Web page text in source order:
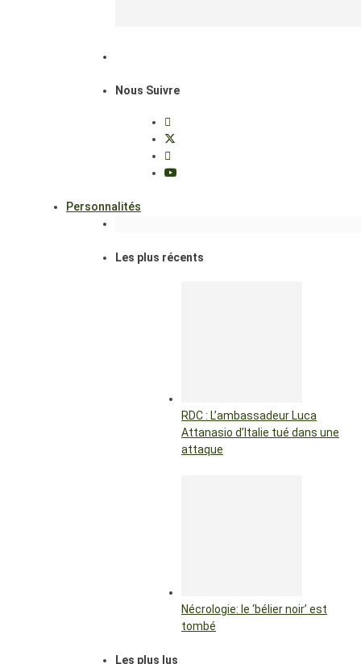
Nous Suivre
Personnalités
Les plus récents
RDC : L’ambassadeur Luca
Attanasio d’Italie tué dans une
attaque
Nécrologie: le ‘bélier noir’ est
tombé
Les plus lus